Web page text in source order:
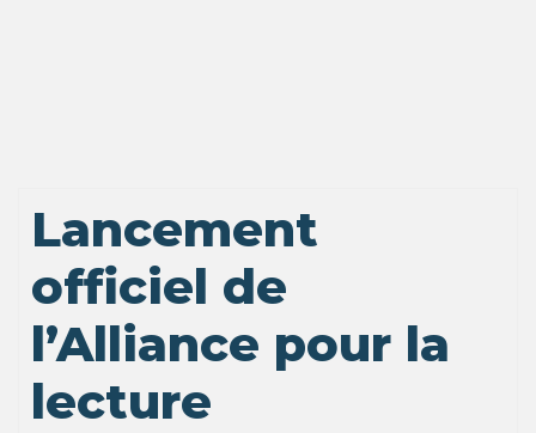
Lancement
officiel de
l’Alliance pour la
lecture